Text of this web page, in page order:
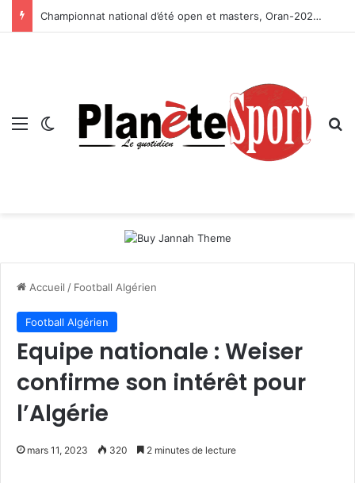
Championnat national d’été open et masters, Oran-2026 — Le CRB s’adjuge le titre
Menu Switch skin
Accueil / Football Algérien
Football Algérien
Equipe nationale : Weiser
confirme son intérêt pour
l’Algérie
mars 11, 2023 320 2 minutes de lecture